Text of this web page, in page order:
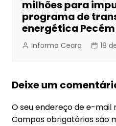
milhões para
programa de
energética
Informa Ceara 18
Deixe um
O seu endereço de e-mail
Campos obrigatórios são